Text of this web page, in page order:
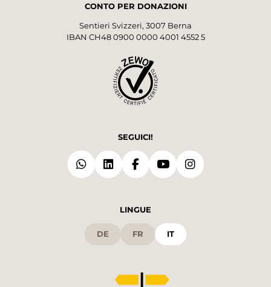
CONTO PER DONAZIONI
Sentieri Svizzeri, 3007 Berna
IBAN CH48 0900 0000 4001 4552 5
SEGUICI!
LINGUE
DE FR IT